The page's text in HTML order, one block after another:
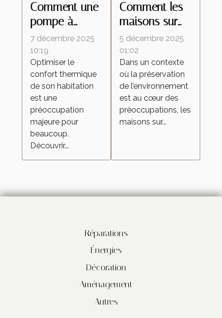
Comment une
pompe à
chaleur air-air
optimise-t-elle
votre confort
thermique ?
7 décembre 2025
10:19
Optimiser le
confort thermique
de son habitation
est une
préoccupation
majeure pour
beaucoup.
Découvrir...
Comment les
maisons sur
mesure
peuvent
répondre à
vos attentes
écologiques ?
5 décembre 2025
01:02
Dans un contexte
où la préservation
de l’environnement
est au cœur des
préoccupations, les
maisons sur...
Réparations
Énergies
Décoration
Aménagement
Autres